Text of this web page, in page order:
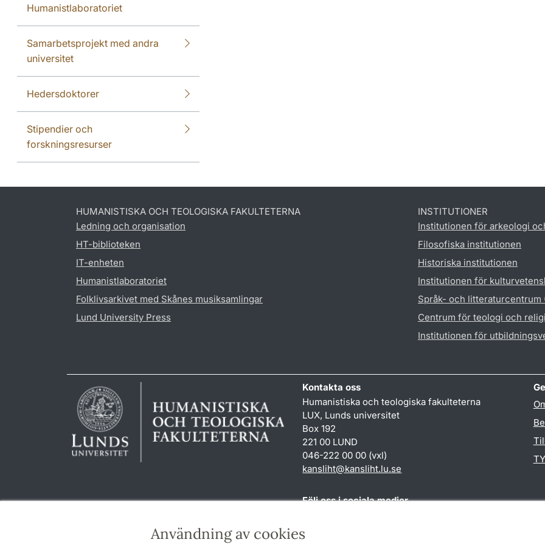
Användning av cookies
Humanistlaboratoriet
Samarbetsprojekt med andra
universitet
Hedersdoktorer
Stipendier och
forskningsresurser
HUMANISTISKA OCH TEOLOGISKA FAKULTETERNA
Ledning och organisation
HT-biblioteken
IT-enheten
Humanistlaboratoriet
Folklivsarkivet med Skånes musiksamlingar
Lund University Press
INSTITUTIONER
Institutionen för arkeologi
Filosofiska institutionen
Historiska institutionen
Institutionen för
Språk- och litteraturcentrum
Centrum för teologi och
Institutionen för
Kontakta oss
Humanistiska och teologiska fakulteterna
LUX, Lunds universitet
Box 192
221 00 LUND
046-222 00 00 (vxl)
kansliht@kansliht.lu.se
Följ oss i sociala medier